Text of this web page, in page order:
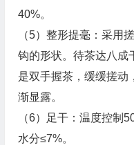
40%。
（5）整形提毫：采用
钩的形状。待茶达八成
是双手握茶，缓缓搓动
渐显露。
（6）足干：温度控
水分≤7%。